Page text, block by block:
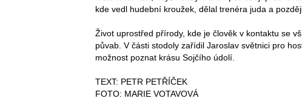
kde vedl hudební kroužek, dělal trenéra juda a
Život uprostřed přírody, kde je člověk v kontaktu se
půvab. V části stodoly zařídil Jaroslav světnici pro
možnost poznat krásu Sojčího údolí.
TEXT: PETR PETŘÍČEK
FOTO: MARIE VOTAVOVÁ